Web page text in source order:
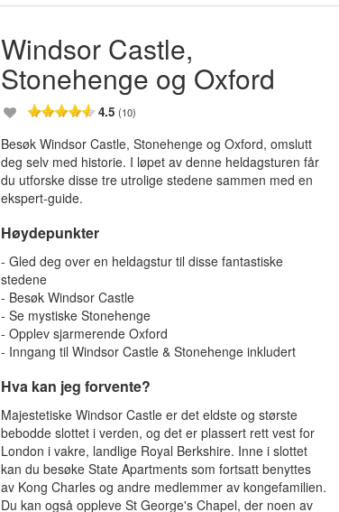
Windsor Castle,
Stonehenge og Oxford
4.5(10)
Besøk Windsor Castle, Stonehenge og Oxford, omslutt
deg selv med historie. I løpet av denne heldagsturen får
du utforske disse tre utrolige stedene sammen med en
ekspert-guide.
Høydepunkter
- Gled deg over en heldagstur til disse fantastiske
stedene
- Besøk Windsor Castle
- Se mystiske Stonehenge
- Opplev sjarmerende Oxford
- Inngang til Windsor Castle & Stonehenge inkludert
Hva kan jeg forvente?
Majestetiske Windsor Castle er det eldste og største
bebodde slottet i verden, og det er plassert rett vest for
London i vakre, landlige Royal Berkshire. Inne i slottet
kan du besøke State Apartments som fortsatt benyttes
av Kong Charles og andre medlemmer av kongefamilien.
Du kan også oppleve St George's Chapel, der noen av